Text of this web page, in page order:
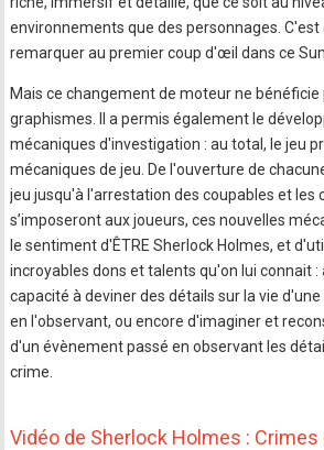
environnements que des personnages. C'est
remarquer au premier coup d'œil dans ce
Mais ce changement de moteur ne
graphismes. Il a permis également le
mécaniques d'investigation : au total, le jeu
mécaniques de jeu. De l'ouverture de
jeu jusqu'à l'arrestation des coupables et les
s’imposeront aux joueurs, ces nouvelles
le sentiment d'ÊTRE Sherlock Holmes, et
incroyables dons et talents qu'on lui connait :
capacité à deviner des détails sur la vie
en l'observant, ou encore d'imaginer et
d'un évènement passé en observant les
crime.
Vidéo de Sherlock Holmes :